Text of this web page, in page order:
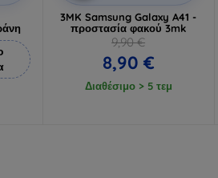
3MK Samsung Galaxy A41 -
προστασία φακού 3mk
9,90 €
8,90 €
Διαθέσιμο > 5 τεμ